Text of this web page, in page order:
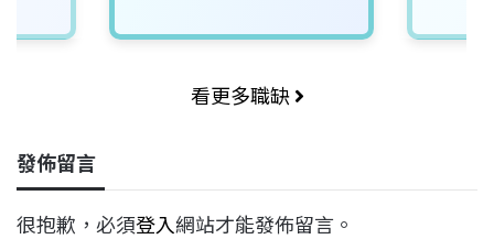
看更多職缺
發佈留言
很抱歉，必須登入網站才能發佈留言。